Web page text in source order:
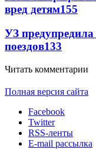
вред детям155
УЗ
поездов133
Читать комментарии
Полная версия сайта
Facebook
Twitter
RSS-ленты
E-mail рассылка